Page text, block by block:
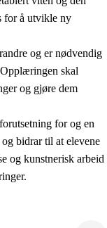
for å utvikle ny
og er nødvendig
skal
og gjøre dem
for og en
bidrar til at elevene
og kunstnerisk arbeid